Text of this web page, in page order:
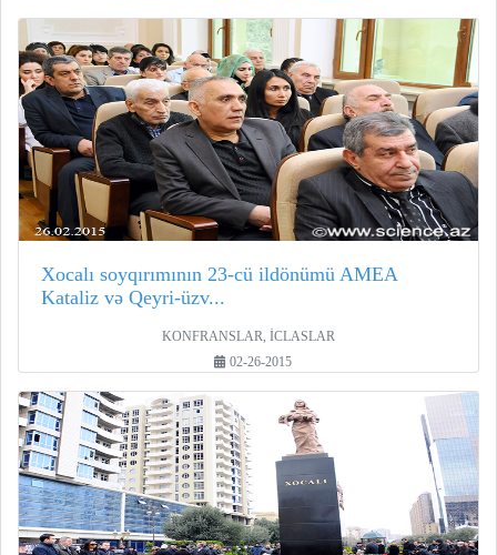
Xocalı soyqırımının 23-cü ildönümü AMEA
Kataliz və Qeyri-üzv...
KONFRANSLAR, İCLASLAR
02-26-2015